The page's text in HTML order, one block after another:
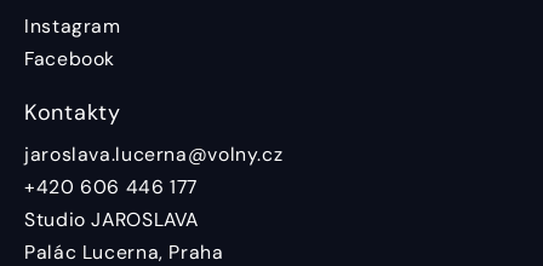
Instagram
Facebook
Kontakty
jaroslava.lucerna@volny.cz
+420 606 446 177
Studio JAROSLAVA
Palác Lucerna, Praha